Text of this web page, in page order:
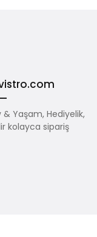
Yaşam, Hediyelik,
kolayca sipariş